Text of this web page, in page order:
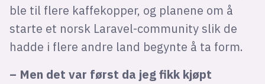
ble til flere kaffekopper, og planene om å
starte et norsk Laravel-community slik de
hadde i flere andre land begynte å ta form.
– Men det var først da jeg fikk kjøpt